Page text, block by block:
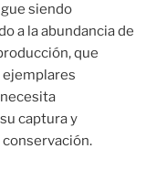
siendo
a la abundancia de
que
ejemplares
captura y